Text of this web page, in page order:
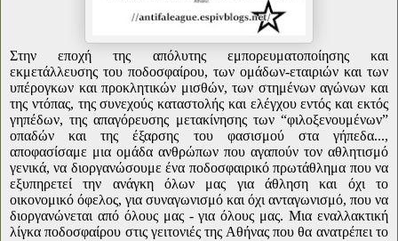
Στην εποχή της απόλυτης εμπορευματοποίησης και
εκμετάλλευσης του ποδοσφαίρου, των ομάδων-εταιριών και των
υπέρογκων και προκλητικών μισθών, των στημένων αγώνων και
της ντόπας, της συνεχούς καταστολής και ελέγχου εντός και εκτός
γηπέδων, της απαγόρευσης μετακίνησης των “φιλοξενουμένων”
οπαδών και της έξαρσης του φασισμού στα γήπεδα...,
αποφασίσαμε μια ομάδα ανθρώπων που αγαπούν τον αθλητισμό
γενικά, να διοργανώσουμε ένα ποδοσφαιρικό πρωτάθλημα που να
εξυπηρετεί την ανάγκη όλων μας για άθληση και όχι το
οικονομικό όφελος, για συναγωνισμό και όχι ανταγωνισμό, που να
διοργανώνεται από όλους μας - για όλους μας. Μια εναλλακτική
λίγκα ποδοσφαίρου στις γειτονιές της Αθήνας που θα ανατρέπει το